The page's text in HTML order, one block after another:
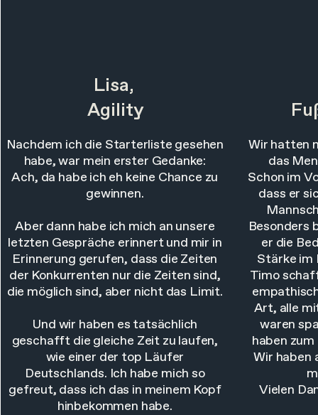
Lisa,
Agility
Nachdem ich die Starterliste gesehen
habe, war mein erster Gedanke:
Ach, da habe ich eh keine Chance zu
gewinnen.
Aber dann habe ich mich an unsere
letzten Gespräche erinnert und mir in
Erinnerung gerufen, dass die Zeiten
der Konkurrenten nur die Zeiten sind,
die möglich sind, aber nicht das Limit.
Und wir haben es tatsächlich
geschafft die gleiche Zeit zu laufen,
wie einer der top Läufer
Deutschlands. Ich habe mich so
gefreut, dass ich das in meinem Kopf
hinbekommen habe.
Wir hatten
das
Schon im
dass er
Besonders
er die
Stärke im
Timo
Art, alle
waren
haben
Wir haben
Vielen